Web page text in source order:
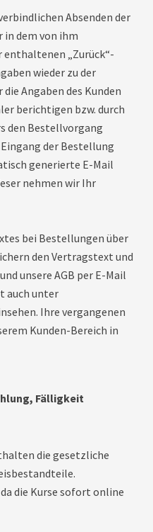
Absenden der
dem von ihm
„Zurück“-
wieder zu der
Angaben des Kunden
berichtigen bzw. durch
den Bestellvorgang
der Bestellung
generierte E-Mail
nehmen wir Ihr
bei Bestellungen über
den Vertragstext und
unsere AGB per E-Mail
auch unter
Ihre vergangenen
Kunden-Bereich in
Fälligkeit
die gesetzliche
die Kurse sofort online